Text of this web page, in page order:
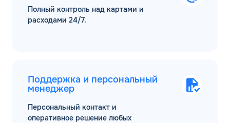
Полный контроль над картами и
расходами 24/7.
Поддержка и персональный
менеджер
Персональный контакт и
оперативное решение любых